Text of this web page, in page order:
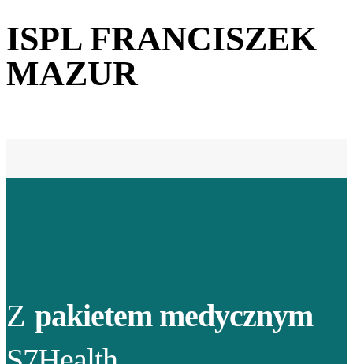
ISPL FRANCISZEK
MAZUR
Z pakietem medycznym